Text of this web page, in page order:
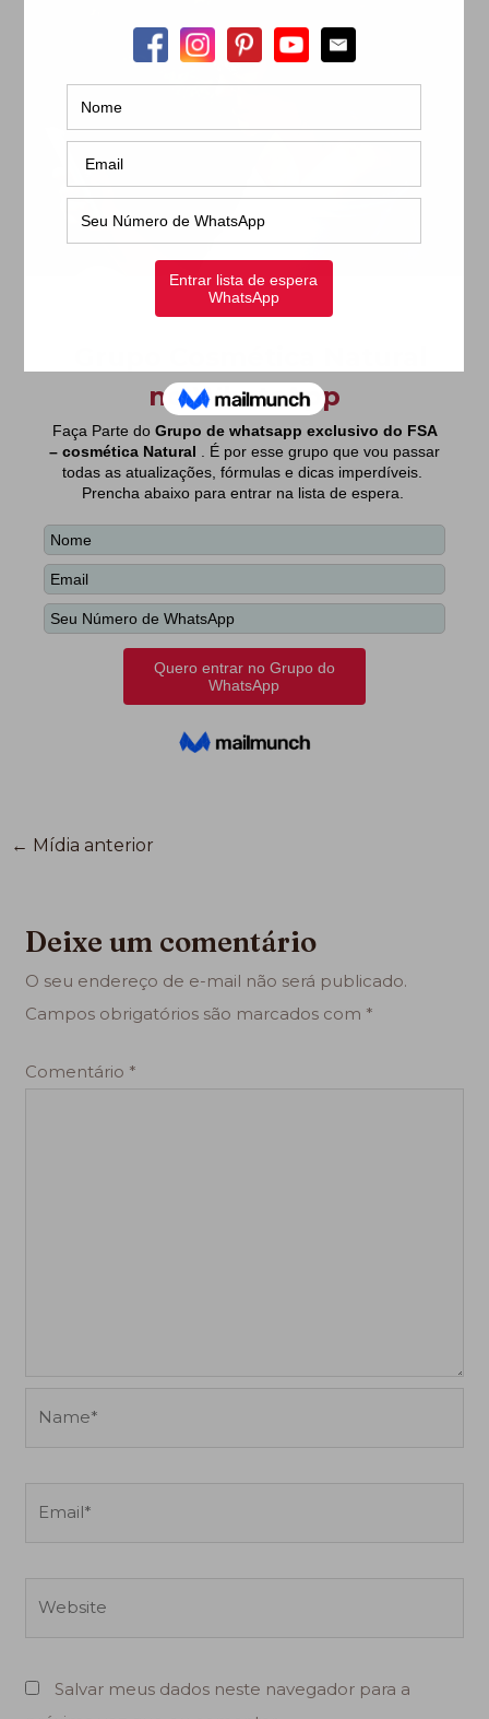
← Mídia anterior
Deixe um comentário
O seu endereço de e-mail não será publicado.
Campos obrigatórios são marcados com *
Comentário *
Salvar meus dados neste navegador para a